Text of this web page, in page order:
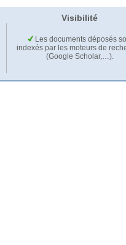
Visibilité
Les documents déposés
indexés par les moteurs de
(Google Scholar,…).